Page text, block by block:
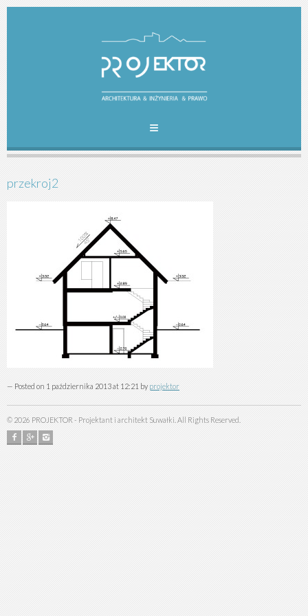
przekroj2
— Posted on 1 października 2013 at 12:21 by projektor
© 2026 PROJEKTOR - Projektant i architekt Suwałki. All Rights Reserved.